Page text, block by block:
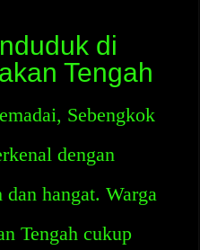
di
Tengah
Sebengkok
dengan
hangat. Warga
Tengah cukup